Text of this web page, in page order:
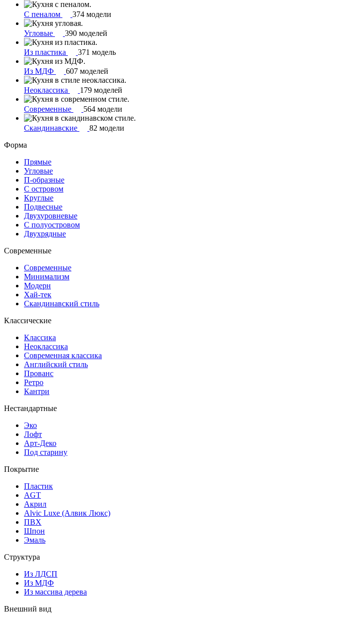
С пеналом 374 модели
Угловые 390 моделей
Из пластика 371 модель
Из МДФ 607 моделей
Неоклассика 179 моделей
Современные 564 модели
Скандинавские
82 модели
Форма
Прямые
Угловые
П-образные
С островом
Круглые
Подвесные
Двухуровневые
С полуостровом
Двухрядные
Современные
Современные
Минимализм
Модерн
Хай-тек
Скандинавский стиль
Классические
Классика
Неоклассика
Современная классика
Английский стиль
Прованс
Ретро
Кантри
Нестандартные
Эко
Лофт
Арт-Деко
Под старину
Покрытие
Пластик
AGT
Акрил
Alvic Luxe (Алвик Люкс)
ПВХ
Шпон
Эмаль
Структура
Из ЛДСП
Из МДФ
Из массива дерева
Внешний вид